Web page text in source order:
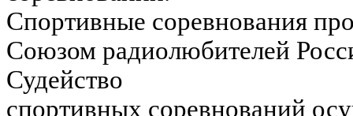
Спортивные соревнования
Союзом радиолюбителей
Судейство
спортивных соревнований